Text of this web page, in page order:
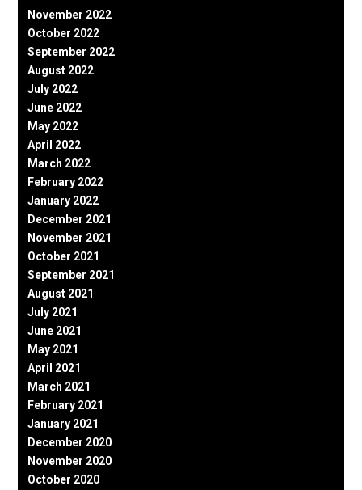
November 2022
October 2022
September 2022
August 2022
July 2022
June 2022
May 2022
April 2022
March 2022
February 2022
January 2022
December 2021
November 2021
October 2021
September 2021
August 2021
July 2021
June 2021
May 2021
April 2021
March 2021
February 2021
January 2021
December 2020
November 2020
October 2020